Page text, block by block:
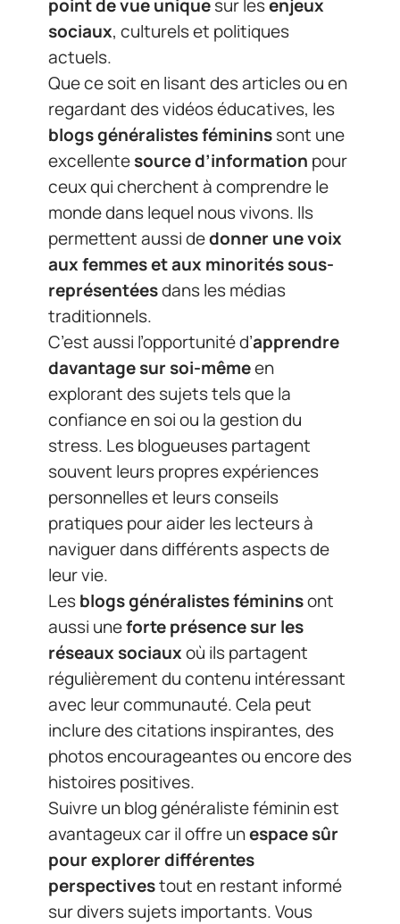
point de vue uniquesur lesenjeux
sociaux, culturels et politiques
actuels.
Que ce soit en lisant des articles ou en
regardant des vidéos éducatives, les
blogs généralistes fémininssont une
excellentesource d’information pour
ceux qui cherchent à comprendre le
monde dans lequel nous vivons. Ils
permettent aussi dedonner une voix
aux femmes et aux minorités sous-
représentéesdans les médias
traditionnels.
C’est aussi l’opportunité d’apprendre
davantage sur soi-mêmeen
explorant des sujets tels que la
confiance en soi ou la gestion du
stress. Les blogueuses partagent
souvent leurs propres expériences
personnelles et leurs conseils
pratiques pour aider les lecteurs à
naviguer dans différents aspects de
leur vie.
Lesblogs généralistes fémininsont
aussi uneforte présence sur les
réseaux sociauxoù ils partagent
régulièrement du contenu intéressant
avec leur communauté. Cela peut
inclure des citations inspirantes, des
photos encourageantes ou encore des
histoires positives.
Suivre un blog généraliste féminin est
avantageux car il offre unespace sûr
pour explorer différentes
perspectivestout en restant informé
sur divers sujets importants. Vous